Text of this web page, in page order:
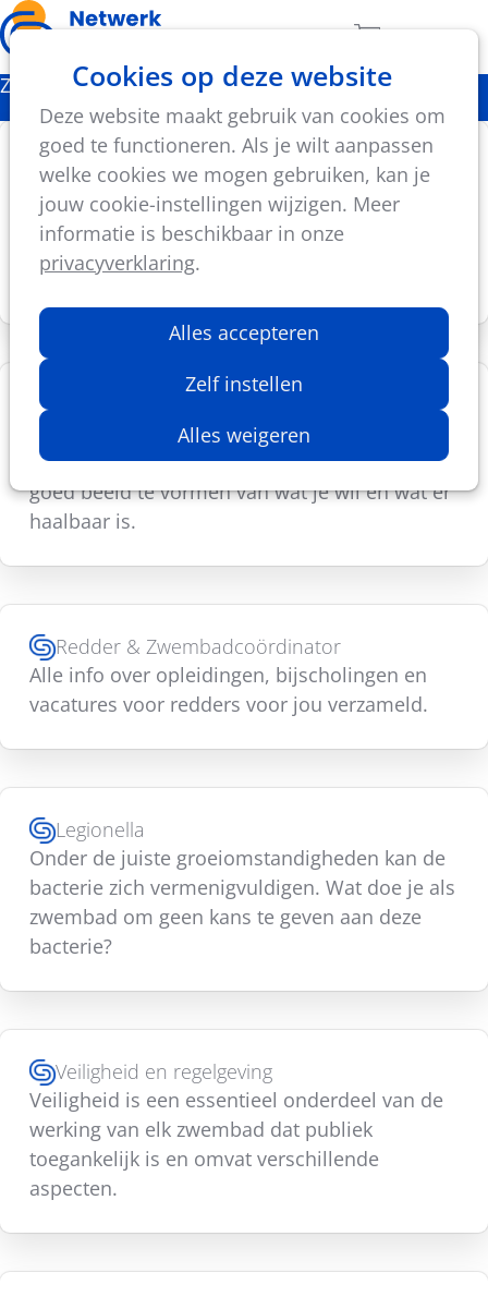
Cookies op deze website
Deze website maakt gebruik van cookies om
goed te functioneren. Als je wilt aanpassen
welke cookies we mogen gebruiken, kan je
jouw cookie-instellingen wijzigen. Meer
informatie is beschikbaar in onze
privacyverklaring.
Alles accepteren
Zelf instellen
Alles weigeren
Aantal
Zwemmen
Leerlijn zwemmen - Fred Brevet
Centraal in de leerlijn staat een nieuwe
defnitie van 'kunnen zwemmen'. Een
praktische aanpak om kinderen waterveilig te
maken.
Wanneer je denkt aan de bouw of renovatie
van een zwembad is het belangrijk je eerst een
goed beeld te vormen van wat je wil en wat er
haalbaar is.
Redder & Zwembadcoördinator
Alle info over opleidingen, bijscholingen en
vacatures voor redders voor jou verzameld.
Legionella
Onder de juiste groeiomstandigheden kan de
bacterie zich vermenigvuldigen. Wat doe je als
zwembad om geen kans te geven aan deze
bacterie?
Veiligheid en regelgeving
Veiligheid is een essentieel onderdeel van de
werking van elk zwembad dat publiek
toegankelijk is en omvat verschillende
aspecten.